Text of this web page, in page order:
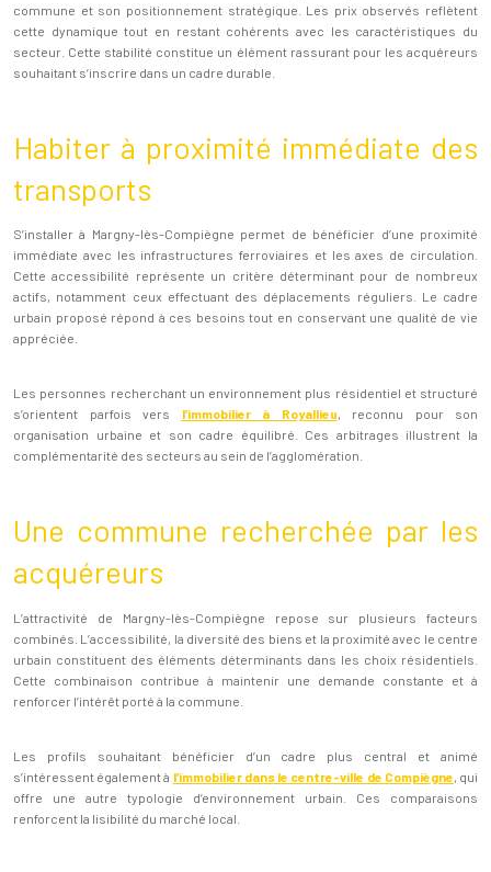
commune et son positionnement stratégique. Les prix observés reflètent
cette dynamique tout en restant cohérents avec les caractéristiques du
secteur. Cette stabilité constitue un élément rassurant pour les acquéreurs
souhaitant s’inscrire dans un cadre durable.
Habiter à proximité immédiate des
transports
S’installer à Margny-lès-Compiègne permet de bénéficier d’une proximité
immédiate avec les infrastructures ferroviaires et les axes de circulation.
Cette accessibilité représente un critère déterminant pour de nombreux
actifs, notamment ceux effectuant des déplacements réguliers. Le cadre
urbain proposé répond à ces besoins tout en conservant une qualité de vie
appréciée.
Les personnes recherchant un environnement plus résidentiel et structuré
s’orientent parfois vers
l’immobilier à Royallieu, reconnu pour son
organisation urbaine et son cadre équilibré. Ces arbitrages illustrent la
complémentarité des secteurs au sein de l’agglomération.
Une commune recherchée par les
acquéreurs
L’attractivité de Margny-lès-Compiègne repose sur plusieurs facteurs
combinés. L’accessibilité, la diversité des biens et la proximité avec le centre
urbain constituent des éléments déterminants dans les choix résidentiels.
Cette combinaison contribue à maintenir une demande constante et à
renforcer l’intérêt porté à la commune.
Les profils souhaitant bénéficier d’un cadre plus central et animé
s’intéressent également à l’immobilier dans le centre-ville de Compiègne, qui
offre une autre typologie d’environnement urbain. Ces comparaisons
renforcent la lisibilité du marché local.